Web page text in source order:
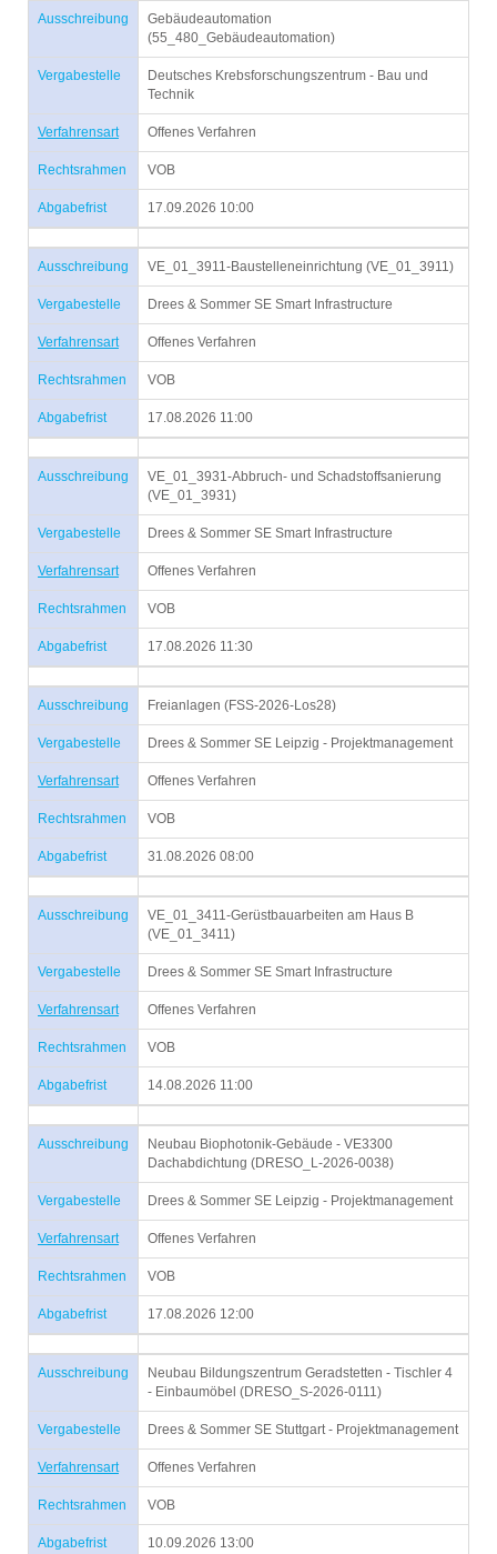
Ausschreibung
Gebäudeautomation
(55_480_Gebäudeautomation)
Vergabestelle
Deutsches Krebsforschungszentrum - Bau und
Technik
Verfahrensart Offenes Verfahren
Rechtsrahmen VOB
Abgabefrist 17.09.2026 10:00
Ausschreibung VE_01_3911-Baustelleneinrichtung (VE_01_3911)
Vergabestelle Drees & Sommer SE Smart Infrastructure
Verfahrensart Offenes Verfahren
Rechtsrahmen VOB
Abgabefrist 17.08.2026 11:00
Ausschreibung
VE_01_3931-Abbruch- und Schadstoffsanierung
(VE_01_3931)
Vergabestelle Drees & Sommer SE Smart Infrastructure
Verfahrensart Offenes Verfahren
Rechtsrahmen VOB
Abgabefrist 17.08.2026 11:30
Ausschreibung Freianlagen (FSS-2026-Los28)
Vergabestelle Drees & Sommer SE Leipzig - Projektmanagement
Verfahrensart Offenes Verfahren
Rechtsrahmen VOB
Abgabefrist 31.08.2026 08:00
Ausschreibung
VE_01_3411-Gerüstbauarbeiten am Haus B
(VE_01_3411)
Vergabestelle Drees & Sommer SE Smart Infrastructure
Verfahrensart Offenes Verfahren
Rechtsrahmen VOB
Abgabefrist 14.08.2026 11:00
Ausschreibung
Neubau Biophotonik-Gebäude - VE3300
Dachabdichtung (DRESO_L-2026-0038)
Vergabestelle Drees & Sommer SE Leipzig - Projektmanagement
Verfahrensart Offenes Verfahren
Rechtsrahmen VOB
Abgabefrist 17.08.2026 12:00
Ausschreibung
Neubau Bildungszentrum Geradstetten - Tischler 4
- Einbaumöbel (DRESO_S-2026-0111)
Vergabestelle Drees & Sommer SE Stuttgart - Projektmanagement
Verfahrensart Offenes Verfahren
Rechtsrahmen VOB
Abgabefrist 10.09.2026 13:00